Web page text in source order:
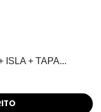
ISLA + TAPA...